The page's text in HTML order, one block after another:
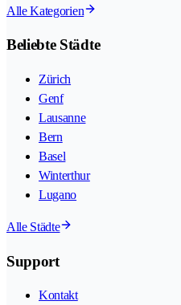
Alle Kategorien
Beliebte Städte
Zürich
Genf
Lausanne
Bern
Basel
Winterthur
Lugano
Alle Städte
Support
Kontakt